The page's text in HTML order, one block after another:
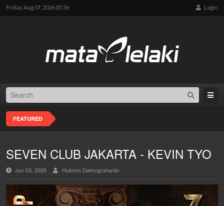
Friday Aug 07, 2026 05:36 Login
FEATURED
SEVEN CLUB JAKARTA - KEVIN TYO
Jun 03, 2026 Hutomo Dwinugrahanto